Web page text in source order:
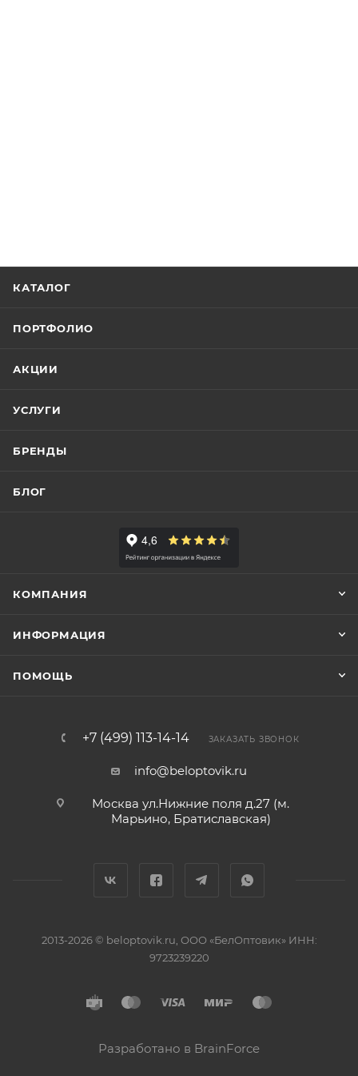
КАТАЛОГ
ПОРТФОЛИО
АКЦИИ
УСЛУГИ
БРЕНДЫ
БЛОГ
КОМПАНИЯ
ИНФОРМАЦИЯ
ПОМОЩЬ
+7 (499) 113-14-14 ЗАКАЗАТЬ ЗВОНОК
info@beloptovik.ru
Москва ул.Нижние поля д.27 (м.
Марьино, Братиславская)
2013-2026 © beloptovik.ru, ООО «БелОптовик» ИНН:
9723239220
Разработано в BrainForce